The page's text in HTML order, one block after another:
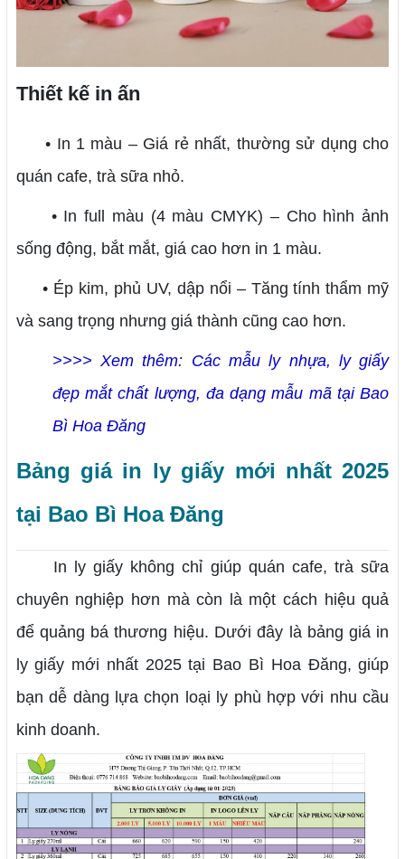
Thiết kế in ấn
• In 1 màu – Giá rẻ nhất, thường sử dụng cho
quán cafe, trà sữa nhỏ.
• In full màu (4 màu CMYK) – Cho hình ảnh
sống động, bắt mắt, giá cao hơn in 1 màu.
• Ép kim, phủ UV, dập nổi – Tăng tính thẩm mỹ
và sang trọng nhưng giá thành cũng cao hơn.
>>>> Xem thêm: Các mẫu ly nhựa, ly giấy
đẹp mắt chất lượng, đa dạng mẫu mã tại Bao
Bì Hoa Đăng
Bảng giá in ly giấy mới nhất 2025
tại Bao Bì Hoa Đăng
In ly giấy không chỉ giúp quán cafe, trà sữa
chuyên nghiệp hơn mà còn là một cách hiệu quả
để quảng bá thương hiệu. Dưới đây là bảng giá in
ly giấy mới nhất 2025 tại Bao Bì Hoa Đăng, giúp
bạn dễ dàng lựa chọn loại ly phù hợp với nhu cầu
kinh doanh.